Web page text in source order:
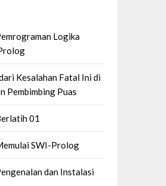
Logika
Kesalahan Fatal Ini di
Pembimbing Puas
01
SWI-Prolog
dan Instalasi